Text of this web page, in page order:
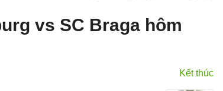
vs SC Braga hôm
Kết thúc